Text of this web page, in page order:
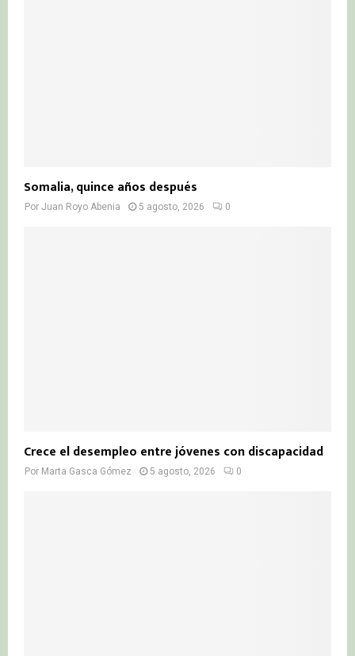
Somalia, quince años después
Por Juan Royo Abenia 5 agosto, 2026 0
Crece el desempleo entre jóvenes con discapacidad
Por Marta Gasca Gómez 5 agosto, 2026 0